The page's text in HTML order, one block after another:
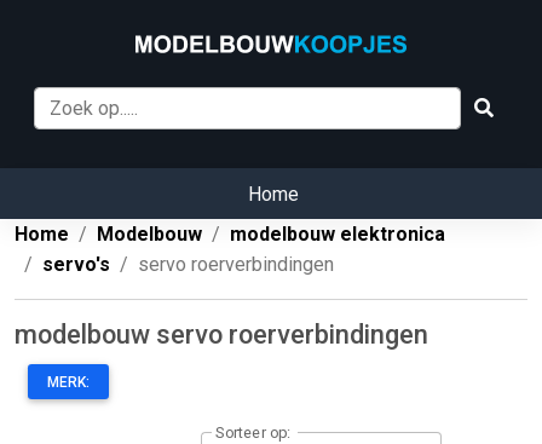
Home
Home
Modelbouw
modelbouw elektronica
servo's
servo roerverbindingen
modelbouw servo roerverbindingen
MERK:
Sorteer op: